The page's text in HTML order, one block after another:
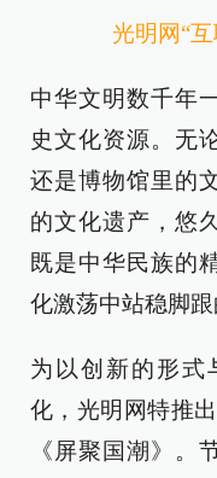
光明网“
中华文明数千年
史文化资源。无
还是博物馆里的
的文化遗产，悠
既是中华民族的
化激荡中站稳脚跟
为以创新的形式
化，光明网特推
《屏聚国潮》。